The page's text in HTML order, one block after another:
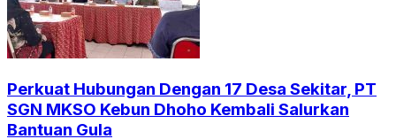
Perkuat Hubungan Dengan 17 Desa Sekitar, PT
SGN MKSO Kebun Dhoho Kembali Salurkan
Bantuan Gula